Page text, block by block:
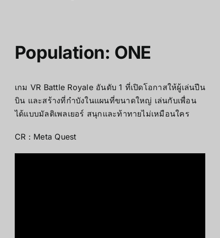
Population: ONE
เกม VR Battle Royale อันดับ 1 ที่เปิดโอกาสให้ผู้เล่นปีน
บิน และสร้างที่กำบังในแผนที่ขนาดใหญ่ เล่นกับเพื่อน
ได้แบบมัลติเพลเยอร์ สนุกและท้าทายไม่เหมือนใคร
CR : Meta Quest